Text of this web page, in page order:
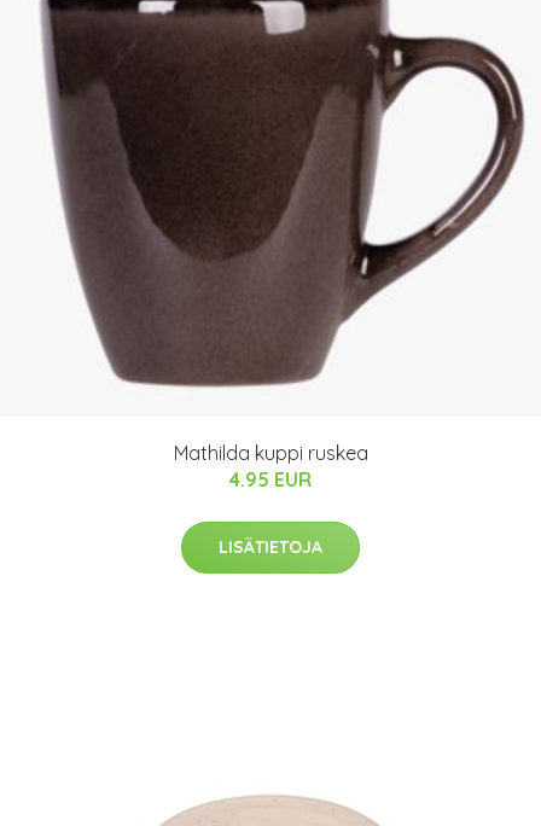
Mathilda kuppi ruskea
4.95 EUR
LISÄTIETOJA